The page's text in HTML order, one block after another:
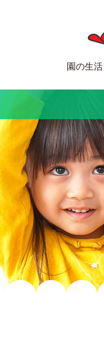
園の生